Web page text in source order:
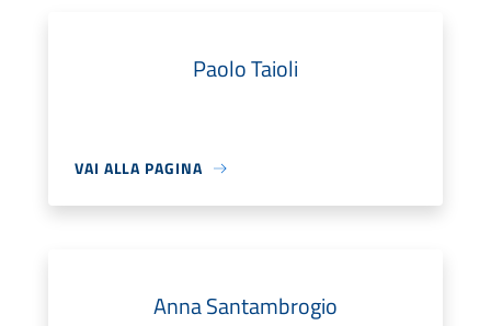
Paolo Taioli
VAI ALLA PAGINA
Anna Santambrogio